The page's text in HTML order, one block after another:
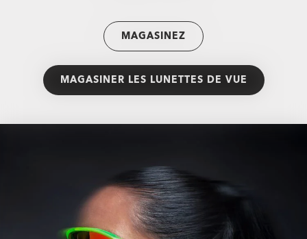
MAGASINEZ
MAGASINER LES LUNETTES DE VUE